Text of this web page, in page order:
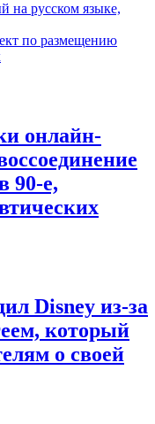
на русском языке,
по размещению
онлайн-
90-е,
Disney из-за
который
о своей